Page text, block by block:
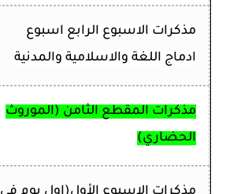
مذكرات الاسبوع الرابع اسبوع
ادماج اللغة والاسلامية والمدنية
مذكرات المقطع الثامن (الموروث
الحضاري)